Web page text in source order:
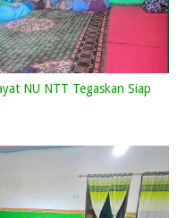
NU NTT Tegaskan Siap